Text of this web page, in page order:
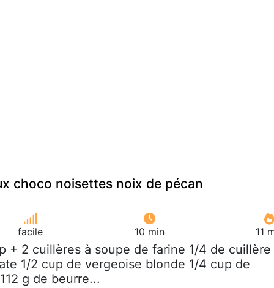
choco noisettes noix de pécan
facile 10 min 11
+ 2 cuillères à soupe de farine 1/4 de cuillère
1/2 cup de vergeoise blonde 1/4 cup de
g de beurre...